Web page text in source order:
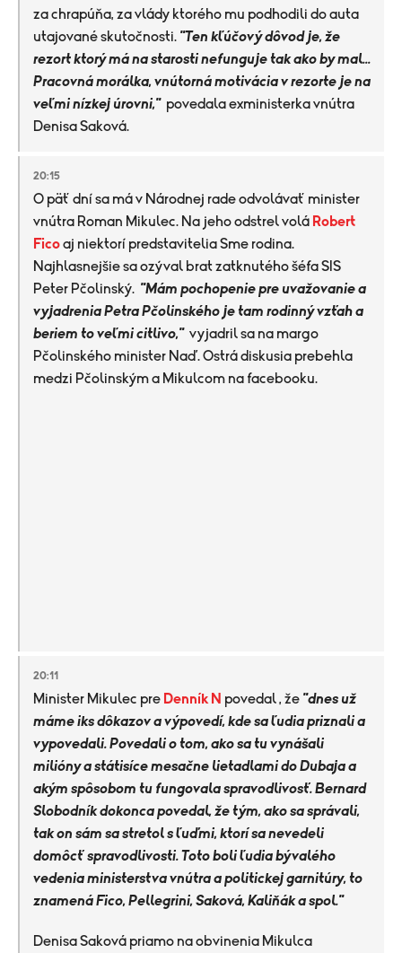
za chrapúňa, za vlády ktorého mu podhodili do auta
utajované skutočnosti. "Ten kľúčový dôvod je, že
rezort ktorý má na starosti nefunguje tak ako by mal...
Pracovná morálka, vnútorná motivácia v rezorte je na
veľmi nízkej úrovni," povedala exministerka vnútra
Denisa Saková.
20:15
O päť dní sa má v Národnej rade odvolávať minister
vnútra Roman Mikulec. Na jeho odstrel volá Robert
Ficoaj niektorí predstavitelia Sme rodina.
Najhlasnejšie sa ozýval brat zatknutého šéfa SIS
Peter Pčolinský. "Mám pochopenie pre uvažovanie a
vyjadrenia Petra Pčolinského je tam rodinný vzťah a
beriem to veľmi citlivo," vyjadril sa na margo
Pčolinského minister Naď. Ostrá diskusia prebehla
medzi Pčolinským a Mikulcom na facebooku.
20:11
Minister Mikulec pre Denník N povedal , že "dnes už
máme iks dôkazov a výpovedí, kde sa ľudia priznali a
vypovedali. Povedali o tom, ako sa tu vynášali
milióny a státisíce mesačne lietadlami do Dubaja a
akým spôsobom tu fungovala spravodlivosť. Bernard
Slobodník dokonca povedal, že tým, ako sa správali,
tak on sám sa stretol s ľuďmi, ktorí sa nevedeli
domôcť spravodlivosti. Toto boli ľudia bývalého
vedenia ministerstva vnútra a politickej garnitúry, to
znamená Fico, Pellegrini, Saková, Kaliňák a spol."
Denisa Saková priamo na obvinenia Mikulca